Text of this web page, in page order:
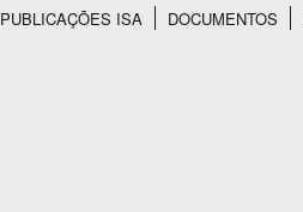
PUBLICAÇÕES ISA DOCUMENTOS